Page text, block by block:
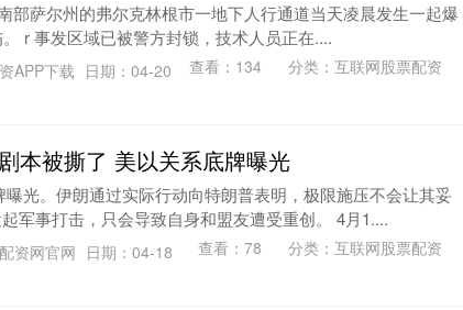
部萨尔州的弗尔克林根市一地下人行通道当天凌晨发生一起爆
r 事发区域已被警方封锁，技术人员正在....
APP下载 日期：04-20 查看： 134 分类： 互联网股票配资
本被撕了 美以关系底牌曝光
光。伊朗通过实际行动向特朗普表明，极限施压不会让其妥
军事打击，只会导致自身和盟友遭受重创。 4月1....
资网官网 日期：04-18 查看： 78 分类： 互联网股票配资